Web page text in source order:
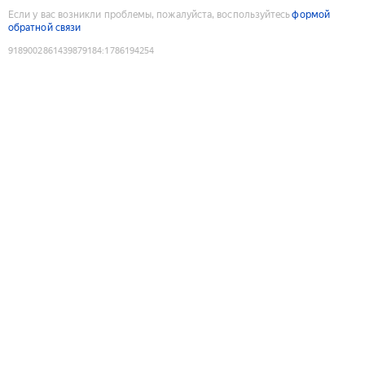
Если у вас возникли проблемы, пожалуйста, воспользуйтесьформой
обратной связи
9189002861439879184:1786194254